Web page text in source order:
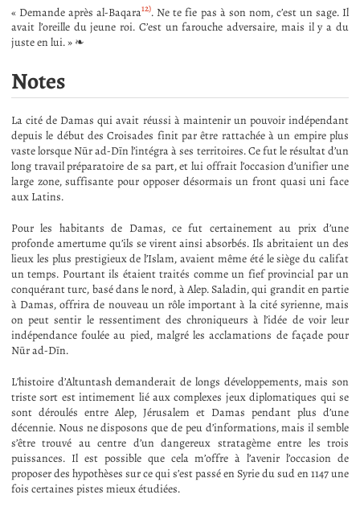
« Demande après al-Baqara12). Ne te fie pas à son nom, c’est un sage. Il
avait l’oreille du jeune roi. C’est un farouche adversaire, mais il y a du
juste en lui. » ❧
Notes
La cité de Damas qui avait réussi à maintenir un pouvoir indépendant
depuis le début des Croisades finit par être rattachée à un empire plus
vaste lorsque Nūr ad-Dīn l’intégra à ses territoires. Ce fut le résultat d’un
long travail préparatoire de sa part, et lui offrait l’occasion d’unifier une
large zone, suffisante pour opposer désormais un front quasi uni face
aux Latins.
Pour les habitants de Damas, ce fut certainement au prix d’une
profonde amertume qu’ils se virent ainsi absorbés. Ils abritaient un des
lieux les plus prestigieux de l’Islam, avaient même été le siège du califat
un temps. Pourtant ils étaient traités comme un fief provincial par un
conquérant turc, basé dans le nord, à Alep. Saladin, qui grandit en partie
à Damas, offrira de nouveau un rôle important à la cité syrienne, mais
on peut sentir le ressentiment des chroniqueurs à l’idée de voir leur
indépendance foulée au pied, malgré les acclamations de façade pour
Nūr ad-Dīn.
L’histoire d’Altuntash demanderait de longs développements, mais son
triste sort est intimement lié aux complexes jeux diplomatiques qui se
sont déroulés entre Alep, Jérusalem et Damas pendant plus d’une
décennie. Nous ne disposons que de peu d’informations, mais il semble
s’être trouvé au centre d’un dangereux stratagème entre les trois
puissances. Il est possible que cela m’offre à l’avenir l’occasion de
proposer des hypothèses sur ce qui s’est passé en Syrie du sud en 1147 une
fois certaines pistes mieux étudiées.